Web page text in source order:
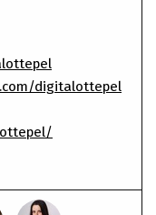
digitalottepel